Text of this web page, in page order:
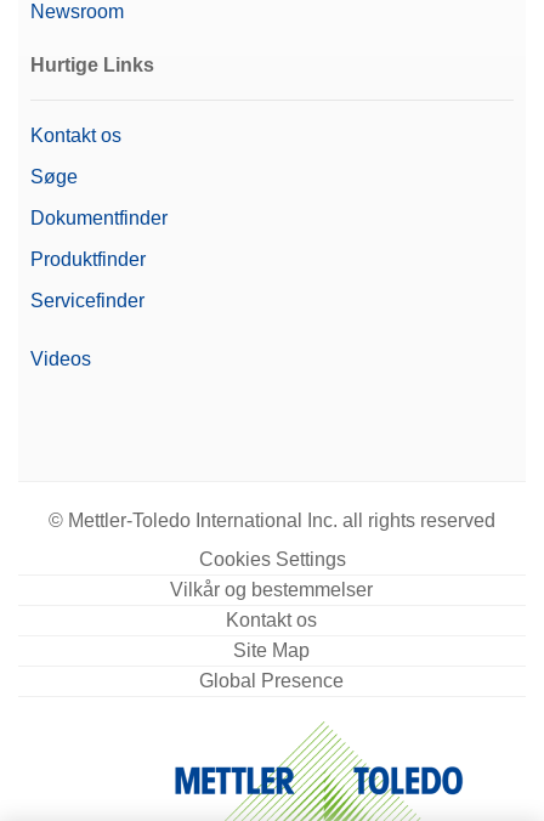
Newsroom
Hurtige Links
Kontakt os
Søge
Dokumentfinder
Produktfinder
Servicefinder
Videos
© Mettler-Toledo International Inc. all rights reserved
Cookies Settings
Vilkår og bestemmelser
Kontakt os
Site Map
Global Presence